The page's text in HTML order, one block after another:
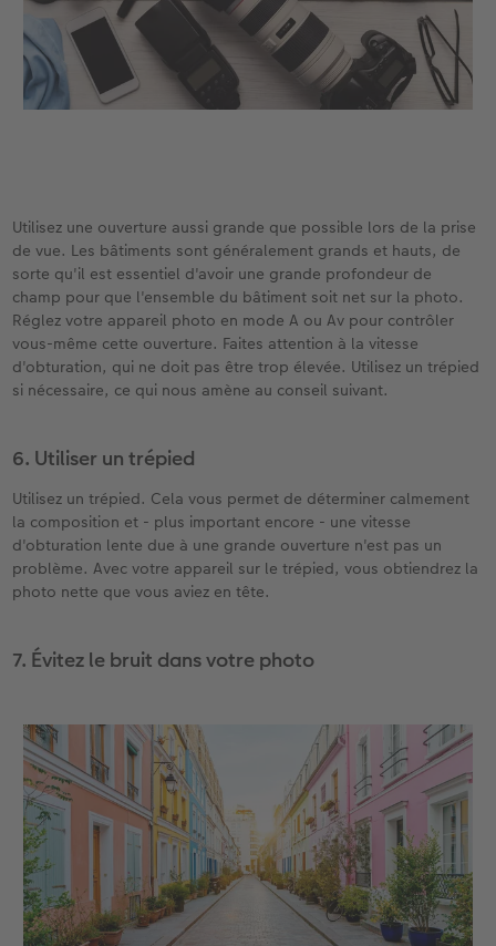
Utilisez une ouverture aussi grande que possible lors de la prise
de vue. Les bâtiments sont généralement grands et hauts, de
sorte qu'il est essentiel d'avoir une grande profondeur de
champ pour que l'ensemble du bâtiment soit net sur la photo.
Réglez votre appareil photo en mode A ou Av pour contrôler
vous-même cette ouverture. Faites attention à la vitesse
d'obturation, qui ne doit pas être trop élevée. Utilisez un trépied
si nécessaire, ce qui nous amène au conseil suivant.
6. Utiliser un trépied
Utilisez un trépied. Cela vous permet de déterminer calmement
la composition et - plus important encore - une vitesse
d'obturation lente due à une grande ouverture n'est pas un
problème. Avec votre appareil sur le trépied, vous obtiendrez la
photo nette que vous aviez en tête.
7. Évitez le bruit dans votre photo